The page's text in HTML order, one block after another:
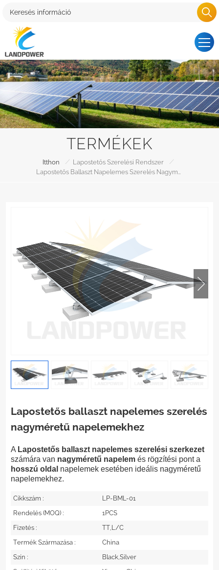
TERMÉKEK
Itthon / Lapostetős Szerelési Rendszer
/
Lapostetős ballaszt napelemes szerelés
nagyméretű napelemekhez
A Lapostetős ballaszt napelemes szerelési szerkezet
számára van nagyméretű napelem és rögzítési pont a
hosszú oldal napelemek esetében ideális nagyméretű
napelemekhez.
Cikkszám :
LP-BML-01
Rendelés (MOQ) :
1PCS
Fizetés :
TT,L/C
Termék Származása :
China
Szín :
Black,Silver